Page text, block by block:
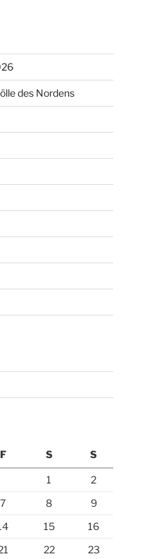
des Nordens
F S S
1
2
7 8
9
15
16
22
23